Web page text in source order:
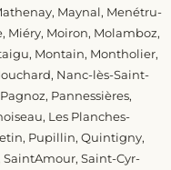
Maynal, Menétru-
Miéry, Moiron, Molamboz,
Montain, Montholier,
Nanc-lès-Saint-
Pannessières,
Les Planches-
Pupillin, Quintigny,
SaintAmour, Saint-Cyr-